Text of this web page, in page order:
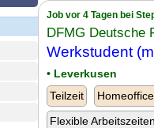
Job vor 4 Tagen bei
DFMG Deutsche
Werkstudent
• Leverkusen
Teilzeit
Flexible Arbeitszeiten